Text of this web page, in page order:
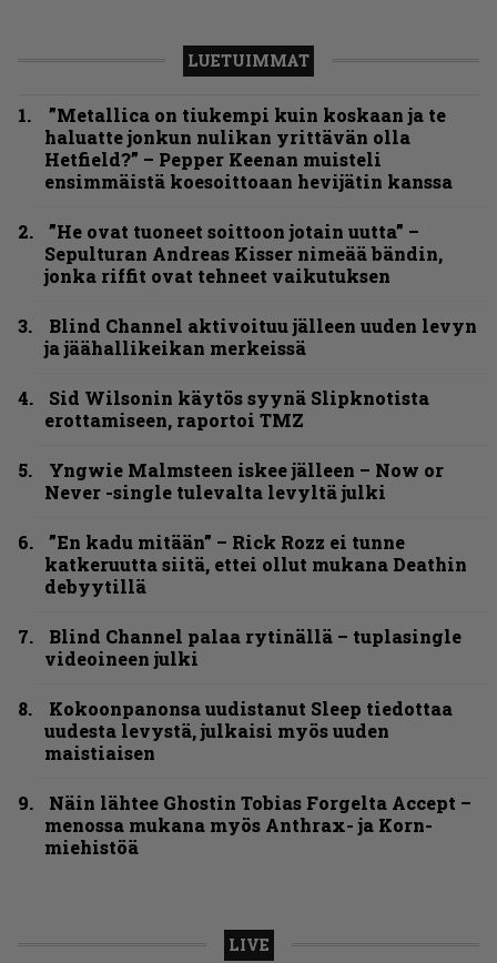
LUETUIMMAT
”Metallica on tiukempi kuin koskaan ja te
haluatte jonkun nulikan yrittävän olla
Hetfield?” – Pepper Keenan muisteli
ensimmäistä koesoittoaan hevijätin kanssa
”He ovat tuoneet soittoon jotain uutta” –
Sepulturan Andreas Kisser nimeää bändin,
jonka riffit ovat tehneet vaikutuksen
Blind Channel aktivoituu jälleen uuden levyn
ja jäähallikeikan merkeissä
Sid Wilsonin käytös syynä Slipknotista
erottamiseen, raportoi TMZ
Yngwie Malmsteen iskee jälleen – Now or
Never -single tulevalta levyltä julki
”En kadu mitään” – Rick Rozz ei tunne
katkeruutta siitä, ettei ollut mukana Deathin
debyytillä
Blind Channel palaa rytinällä – tuplasingle
videoineen julki
Kokoonpanonsa uudistanut Sleep tiedottaa
uudesta levystä, julkaisi myös uuden
maistiaisen
Näin lähtee Ghostin Tobias Forgelta Accept –
menossa mukana myös Anthrax- ja Korn-
miehistöä
LIVE